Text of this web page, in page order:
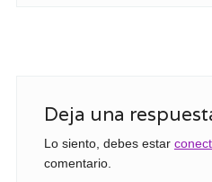
Deja una
Lo siento, debes estar
comentario.